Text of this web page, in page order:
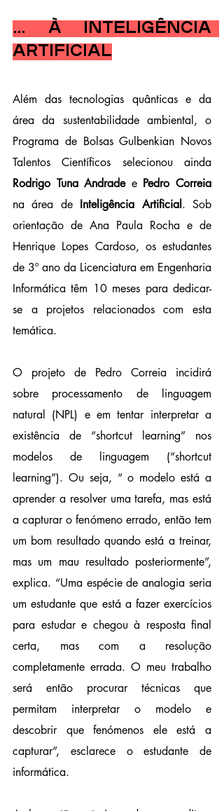
… à Inteligência
Artificial
Além das tecnologias quânticas e da
área da sustentabilidade ambiental, o
Programa de Bolsas Gulbenkian Novos
Rodrigo Tuna Andrade e Pedro Correia
na área de Inteligência Artificial . Sob
orientação de Ana Paula Rocha e de
Henrique Lopes Cardoso, os estudantes
de 3º ano da Licenciatura em Engenharia
Informática têm 10 meses para dedicar-
se a projetos relacionados com esta
temática.
O projeto de Pedro Correia incidirá
sobre processamento de linguagem
natural (NPL) e em tentar interpretar a
existência de “shortcut learning” nos
modelos de linguagem (“shortcut
learning”). Ou seja, “ o modelo está a
aprender a resolver uma tarefa, mas está
a capturar o fenómeno errado, então tem
um bom resultado quando está a treinar,
mas um mau resultado posteriormente”,
explica. “Uma espécie de analogia seria
um estudante que está a fazer exercícios
para estudar e chegou à resposta final
certa, mas com a resolução
completamente errada. O meu trabalho
será então procurar técnicas que
permitam interpretar o modelo e
descobrir que fenómenos ele está a
capturar”, esclarece o estudante de
informática.